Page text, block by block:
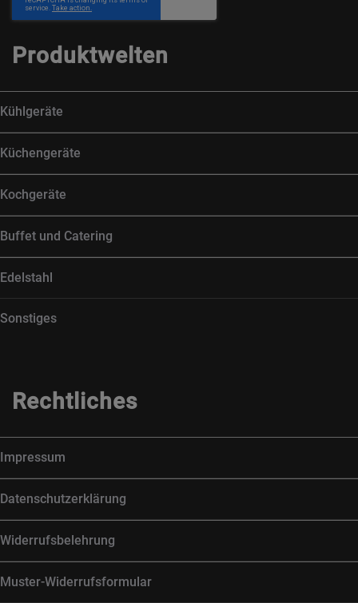
Produktwelten
Kühlgeräte
Küchengeräte
Kochgeräte
Buffet und Catering
Edelstahl
Sonstiges
Rechtliches
Impressum
Datenschutzerklärung
Widerrufsbelehrung
Muster-Widerrufsformular